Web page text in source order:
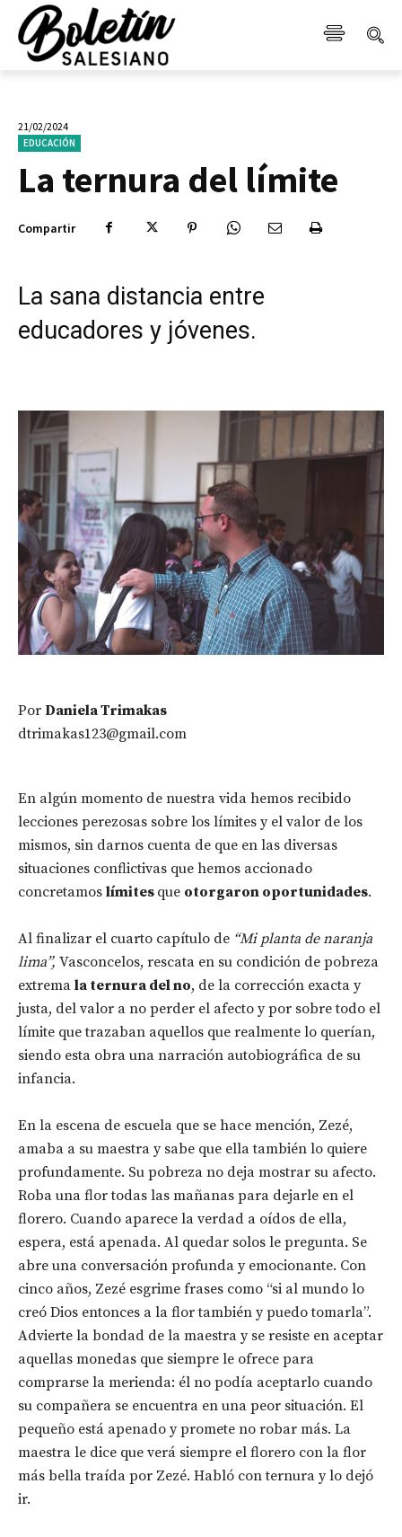
21/02/2024
EDUCACIÓN
La ternura del límite
Compartir
La sana distancia entre
educadores y jóvenes.
Por Daniela Trimakas
dtrimakas123@gmail.com
En algún momento de nuestra vida hemos recibido
lecciones perezosas sobre los límites y el valor de los
mismos, sin darnos cuenta de que en las diversas
situaciones conflictivas que hemos accionado
concretamos límites que otorgaron oportunidades.
Al finalizar el cuarto capítulo de “Mi planta de naranja
lima”, Vasconcelos, rescata en su condición de pobreza
extrema la ternura del no, de la corrección exacta y
justa, del valor a no perder el afecto y por sobre todo el
límite que trazaban aquellos que realmente lo querían,
siendo esta obra una narración autobiográfica de su
infancia.
En la escena de escuela que se hace mención, Zezé,
amaba a su maestra y sabe que ella también lo quiere
profundamente. Su pobreza no deja mostrar su afecto.
Roba una flor todas las mañanas para dejarle en el
florero. Cuando aparece la verdad a oídos de ella,
espera, está apenada. Al quedar solos le pregunta. Se
abre una conversación profunda y emocionante. Con
cinco años, Zezé esgrime frases como “si al mundo lo
creó Dios entonces a la flor también y puedo tomarla”.
Advierte la bondad de la maestra y se resiste en aceptar
aquellas monedas que siempre le ofrece para
comprarse la merienda: él no podía aceptarlo cuando
su compañera se encuentra en una peor situación. El
pequeño está apenado y promete no robar más. La
maestra le dice que verá siempre el florero con la flor
más bella traída por Zezé. Habló con ternura y lo dejó
ir.